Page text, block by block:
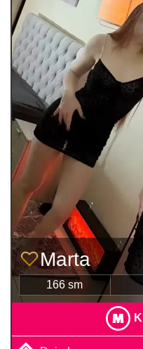
Marta
166 sm